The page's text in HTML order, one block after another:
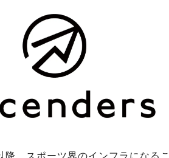
降、スポーツ界のインフラになる